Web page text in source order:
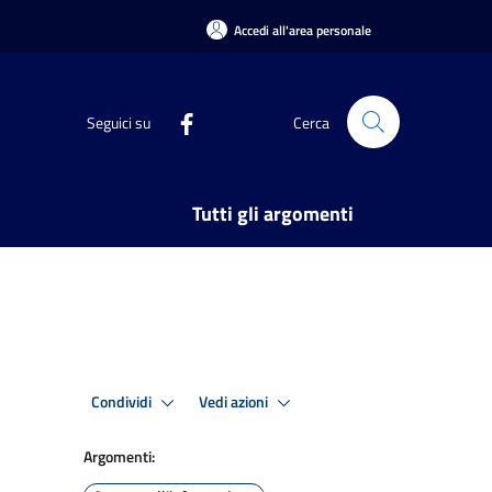
Accedi all'area personale
Seguici su Cerca
Tutti gli argomenti
Condividi Vedi azioni
Argomenti: